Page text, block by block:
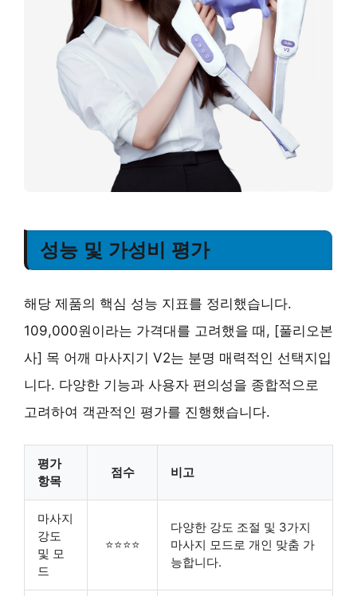
성능 및 가성비 평가
해당 제품의 핵심 성능 지표를 정리했습니다.
109,000원이라는 가격대를 고려했을 때, [풀리오본
사] 목 어깨 마사지기 V2는 분명 매력적인 선택지입
니다. 다양한 기능과 사용자 편의성을 종합적으로
고려하여 객관적인 평가를 진행했습니다.
평가
항목
점수 비고
마사지
강도
및 모
드
⭐⭐⭐⭐
다양한 강도 조절 및 3가지
마사지 모드로 개인 맞춤 가
능합니다.